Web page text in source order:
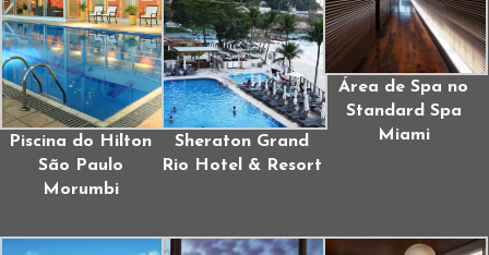
Piscina do Hilton
São Paulo
Morumbi
Sheraton Grand
Rio Hotel & Resort
Área de Spa no
Standard Spa
Miami